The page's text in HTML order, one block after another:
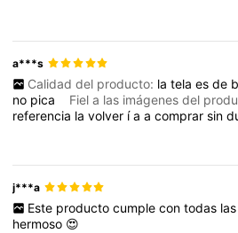
a***s
Calidad del producto: la tela es de
no pica Fiel a las imágenes del
referencia lavolver íaacomprarsin
j***a
Este producto cumple con todas las
hermoso 😍